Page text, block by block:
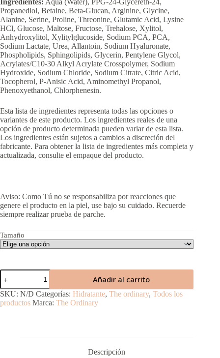
Ingredientes: Aqua (Water), PPG-24-Glycereth-24,
Propanediol, Betaine, Beta-Glucan, Arginine, Glycine,
Alanine, Serine, Proline, Threonine, Glutamic Acid, Lysine
HCl, Glucose, Maltose, Fructose, Trehalose, Xylitol,
Anhydroxylitol, Xylitylglucoside, Sodium PCA, PCA,
Sodium Lactate, Urea, Allantoin, Sodium Hyaluronate,
Phospholipids, Sphingolipids, Glycerin, Pentylene Glycol,
Acrylates/C10-30 Alkyl Acrylate Crosspolymer, Sodium
Hydroxide, Sodium Chloride, Sodium Citrate, Citric Acid,
Tocopherol, P-Anisic Acid, Aminomethyl Propanol,
Phenoxyethanol, Chlorphenesin.
Esta lista de ingredientes representa todas las opciones o
variantes de este producto. Los ingredientes reales de una
opción de producto determinada pueden variar de esta lista.
Los ingredientes están sujetos a cambios a discreción del
fabricante. Para obtener la lista de ingredientes más completa y
actualizada, consulte el empaque del producto.
Aviso: Como Tú no se responsabiliza por reacciones que
genere el producto en la piel, use bajo su cuidado. Recuerde
siempre realizar prueba de parche.
Tamaño
Natural
Moisturizing
Factors
+
Beta
Añadir al carrito
SKU: N/D Categorías: Hidratante, The ordinary, Todos los
productos Marca: The Ordinary
Descripción